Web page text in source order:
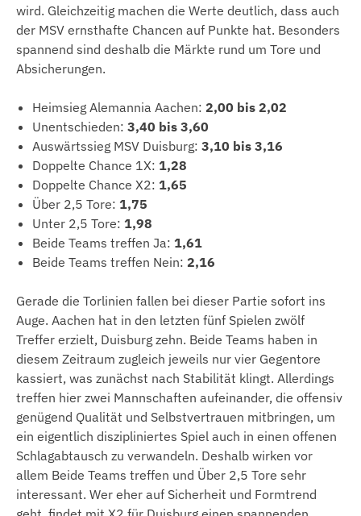
wird. Gleichzeitig machen die Werte deutlich, dass auch
der MSV ernsthafte Chancen auf Punkte hat. Besonders
spannend sind deshalb die Märkte rund um Tore und
Absicherungen.
Heimsieg Alemannia Aachen: 2,00 bis 2,02
Unentschieden: 3,40 bis 3,60
Auswärtssieg MSV Duisburg: 3,10 bis 3,16
Doppelte Chance 1X: 1,28
Doppelte Chance X2: 1,65
Über 2,5 Tore: 1,75
Unter 2,5 Tore: 1,98
Beide Teams treffen Ja: 1,61
Beide Teams treffen Nein: 2,16
Gerade die Torlinien fallen bei dieser Partie sofort ins
Auge. Aachen hat in den letzten fünf Spielen zwölf
Treffer erzielt, Duisburg zehn. Beide Teams haben in
diesem Zeitraum zugleich jeweils nur vier Gegentore
kassiert, was zunächst nach Stabilität klingt. Allerdings
treffen hier zwei Mannschaften aufeinander, die offensiv
genügend Qualität und Selbstvertrauen mitbringen, um
ein eigentlich diszipliniertes Spiel auch in einen offenen
Schlagabtausch zu verwandeln. Deshalb wirken vor
allem Beide Teams treffen und Über 2,5 Tore sehr
interessant. Wer eher auf Sicherheit und Formtrend